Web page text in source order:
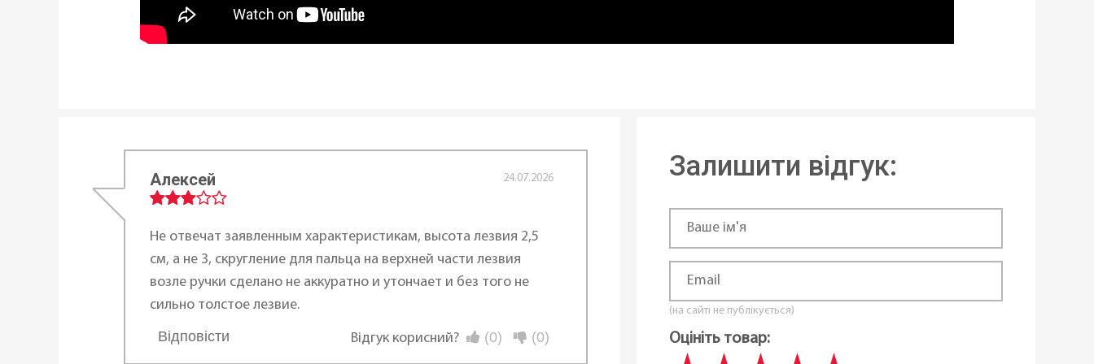
Алексей 24.07.2026
Не отвечат заявленным характеристикам, высота лезвия 2,5
см, а не 3, скругление для пальца на верхней части лезвия
возле ручки сделано не аккуратно и утончает и без того не
сильно толстое лезвие.
...Відповісти Відгук корисний? (0) (0)
Залишити відгук:
(на сайті не публікується)
Оцініть товар: